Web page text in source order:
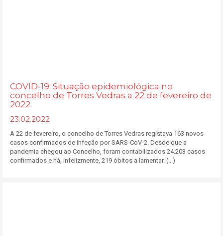
COVID-19: Situação epidemiológica no
concelho de Torres Vedras a 22 de fevereiro de
2022
23.02.2022
A 22 de fevereiro, o concelho de Torres Vedras registava 163 novos
casos confirmados de infeção por SARS-CoV-2. Desde que a
pandemia chegou ao Concelho, foram contabilizados 24.203 casos
confirmados e há, infelizmente, 219 óbitos a lamentar. (...)